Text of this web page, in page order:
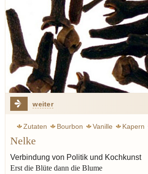
weiter
Zutaten Bourbon Vanille Kapern
Nelke
Verbindung von Politik und Kochkunst
Erst die Blüte dann die Blume